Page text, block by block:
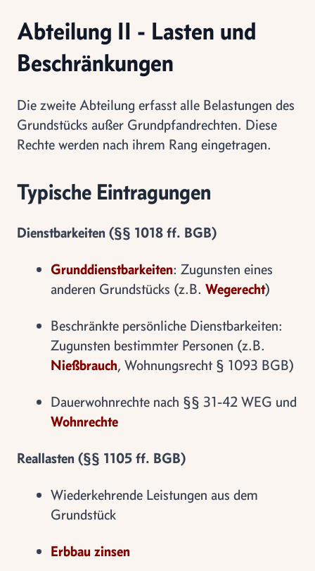
Abteilung II - Lasten und
Beschränkungen
Die zweite Abteilung erfasst alle Belastungen des
Grundstücks außer Grundpfandrechten. Diese
Rechte werden nach ihrem Rang eingetragen.
Typische Eintragungen
Dienstbarkeiten (§§ 1018 ff. BGB)
Grunddienstbarkeiten: Zugunsten eines
anderen Grundstücks (z.B. Wegerecht)
Beschränkte persönliche Dienstbarkeiten:
Zugunsten bestimmter Personen (z.B.
Nießbrauch, Wohnungsrecht § 1093 BGB)
Dauerwohnrechte nach §§ 31-42 WEG und
Wohnrechte
Reallasten (§§ 1105 ff. BGB)
Wiederkehrende Leistungen aus dem
Grundstück
Erbbau zinsen